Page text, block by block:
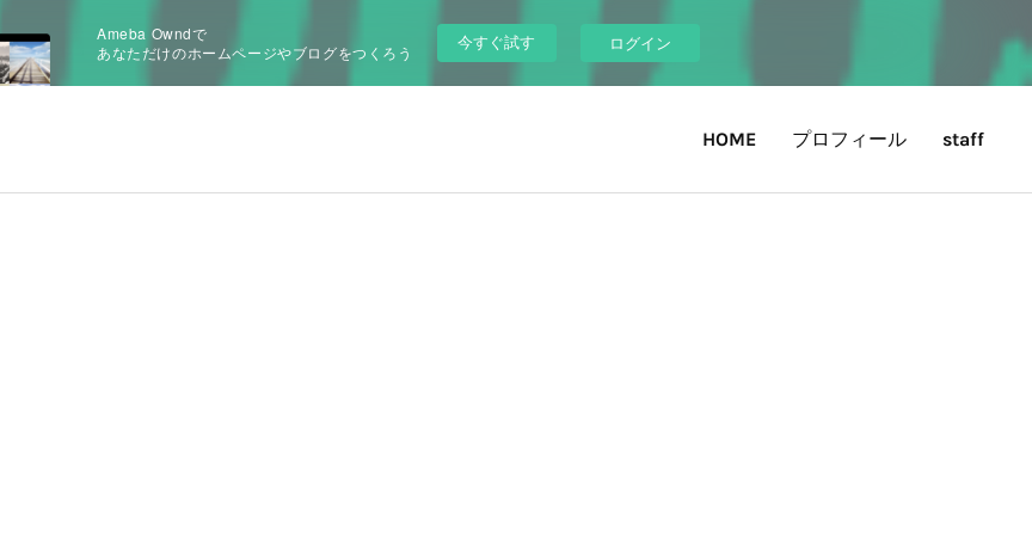
Ameba Owndで
あなただけのホームページやブログをつくろう
今すぐ試す ログイン
HOME プロフィール staff